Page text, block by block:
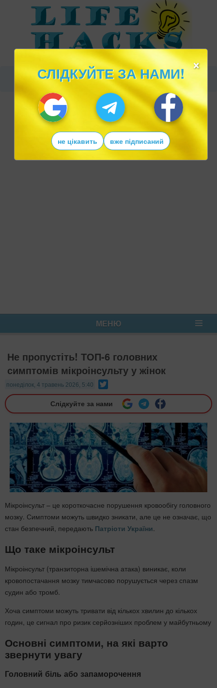
МЕНЮ
Не пропустіть! ТОП-6 головних
симптомів мікроінсульту у жінок
понеділок, 4 травень 2026, 5:40
Слідкуйте за нами
Мікроінсульт – це короткочасне порушення кровообігу головного
мозку. Симптоми можуть швидко зникати, але це не означає, що
стан безпечний, передають Патріоти України.
Що таке мікроінсульт
Мікроінсульт (транзиторна ішемічна атака) виникає, коли
кровопостачання мозку тимчасово порушується через спазм
судин або тромб.
Хоча симптоми можуть тривати від кількох хвилин до кількох
годин, це сигнал про ризик серйозніших проблем у майбутньому
Основні симптоми, на які варто
звернути увагу
Головний біль або запаморочення
×
СЛІДКУЙТЕ ЗА НАМИ!
не цікавить вже підписаний